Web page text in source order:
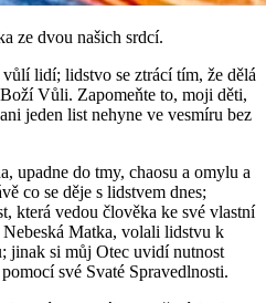
ze dvou našich srdcí.
lidí; lidstvo se ztrácí tím, že dělá
Vůli. Zapomeňte to, moji děti,
jeden list nehyne ve vesmíru bez
upadne do tmy, chaosu a omylu a
co se děje s lidstvem dnes;
která vedou člověka ke své vlastní
Matka, volali lidstvu k
jinak si můj Otec uvidí nutnost
své Svaté Spravedlnosti.